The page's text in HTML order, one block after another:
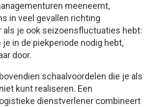
meeneemt,
in veel gevallen richting
als je ook seizoensfluctuaties hebt:
in de piekperiode nodig hebt,
door.
schaalvoordelen die je als
kunt realiseren. Een
dienstverlener combineert